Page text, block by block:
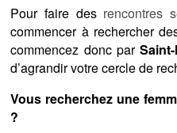
Pour faire des rencontres
commencer à rechercher
commencez donc par
d’agrandir votre cercle de
Vous recherchez une
?